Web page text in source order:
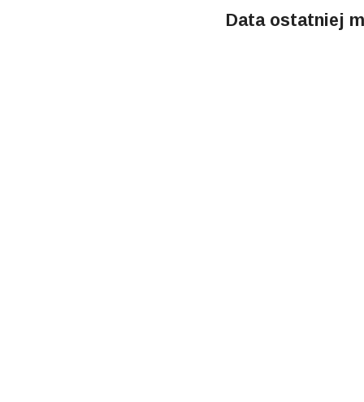
Data ostatniej